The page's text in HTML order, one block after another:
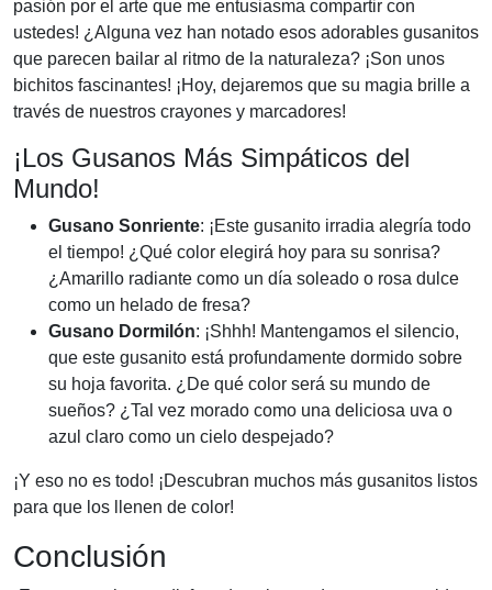
pasión por el arte que me entusiasma compartir con
ustedes! ¿Alguna vez han notado esos adorables gusanitos
que parecen bailar al ritmo de la naturaleza? ¡Son unos
bichitos fascinantes! ¡Hoy, dejaremos que su magia brille a
través de nuestros crayones y marcadores!
¡Los Gusanos Más Simpáticos del
Mundo!
Gusano Sonriente: ¡Este gusanito irradia alegría todo
el tiempo! ¿Qué color elegirá hoy para su sonrisa?
¿Amarillo radiante como un día soleado o rosa dulce
como un helado de fresa?
Gusano Dormilón: ¡Shhh! Mantengamos el silencio,
que este gusanito está profundamente dormido sobre
su hoja favorita. ¿De qué color será su mundo de
sueños? ¿Tal vez morado como una deliciosa uva o
azul claro como un cielo despejado?
¡Y eso no es todo! ¡Descubran muchos más gusanitos listos
para que los llenen de color!
Conclusión